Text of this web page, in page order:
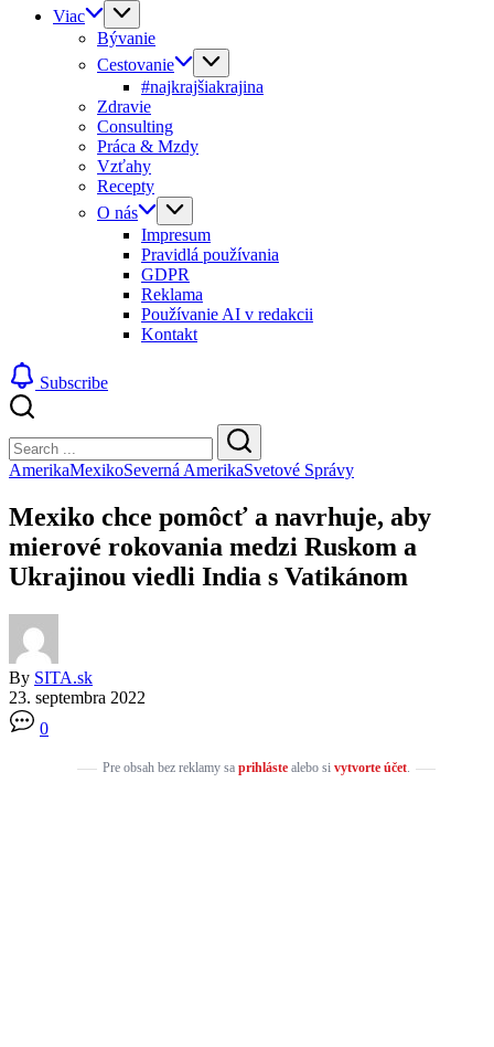
Viac
Bývanie
Cestovanie
#najkrajšiakrajina
Zdravie
Consulting
Práca & Mzdy
Vzťahy
Recepty
O nás
Impresum
Pravidlá používania
GDPR
Reklama
Používanie AI v redakcii
Kontakt
Subscribe
Search
Search
AmerikaMexikoSeverná AmerikaSvetové Správy
Mexiko chce pomôcť a navrhuje, aby
mierové rokovania medzi Ruskom a
Ukrajinou viedli India s Vatikánom
By SITA.sk
23. septembra 2022
0
Pre obsah bez reklamy sa prihlástealebo si vytvorte účet.